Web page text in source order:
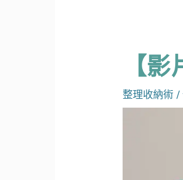
【
整理收納術 /